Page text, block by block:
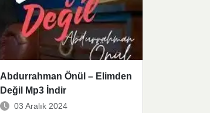
Abdurrahman Önül – Elimden
Değil Mp3 İndir
03 Aralık 2024